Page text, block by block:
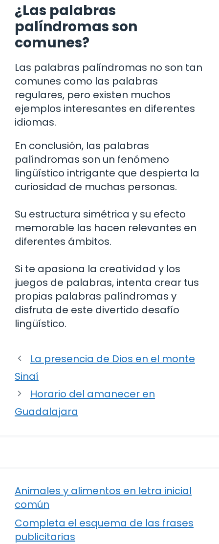
¿Las palabras
palíndromas son
comunes?
Las palabras palíndromas no son tan
comunes como las palabras
regulares, pero existen muchos
ejemplos interesantes en diferentes
idiomas.
En conclusión, las palabras
palíndromas son un fenómeno
lingüístico intrigante que despierta la
curiosidad de muchas personas.
Su estructura simétrica y su efecto
memorable las hacen relevantes en
diferentes ámbitos.
Si te apasiona la creatividad y los
juegos de palabras, intenta crear tus
propias palabras palíndromas y
disfruta de este divertido desafío
lingüístico.
La presencia de Dios en el monte
Sinaí
Horario del amanecer en
Guadalajara
Animales y alimentos en letra inicial
común
Completa el esquema de las frases
publicitarias